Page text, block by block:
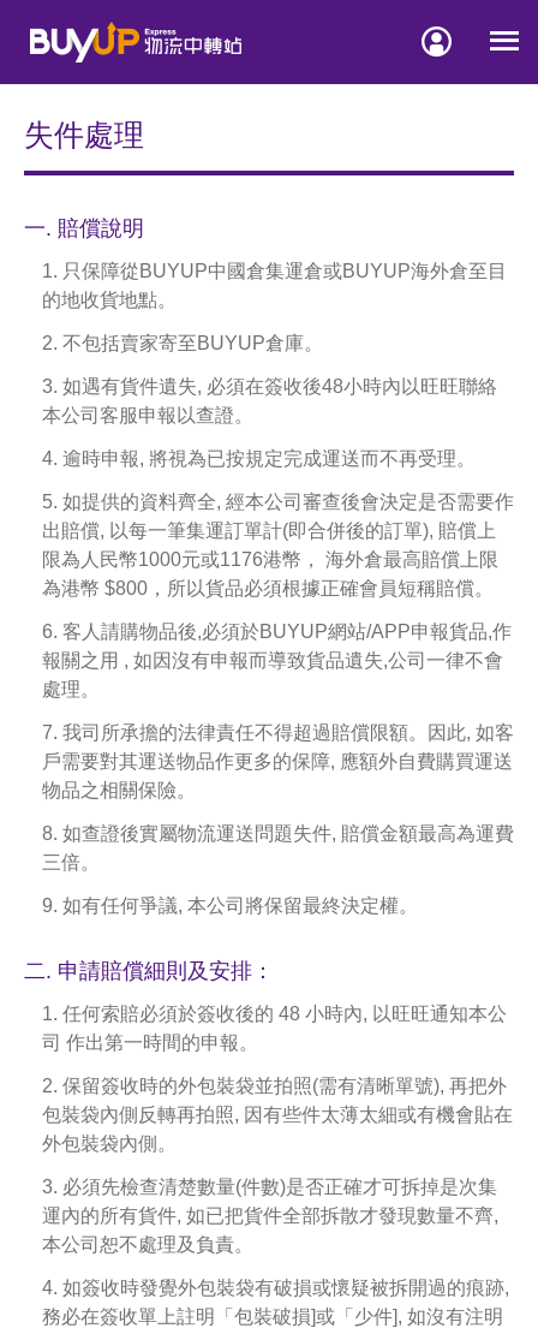
 
失件處理
一. 賠償說明
1. 只保障從BUYUP中國倉集運倉或BUYUP海外倉至目
的地收貨地點。
2. 不包括賣家寄至BUYUP倉庫。
3. 如遇有貨件遺失, 必須在簽收後48小時內以旺旺聯絡
本公司客服申報以查證。
4. 逾時申報, 將視為已按規定完成運送而不再受理。
5. 如提供的資料齊全, 經本公司審查後會決定是否需要作
出賠償, 以每一筆集運訂單計(即合併後的訂單), 賠償上
限為人民幣1000元或1176港幣， 海外倉最高賠償上限
為港幣 $800，所以貨品必須根據正確會員短稱賠償。
6. 客人請購物品後,必須於BUYUP網站/APP申報貨品,作
報關之用 , 如因沒有申報而導致貨品遺失,公司一律不會
處理。
7. 我司所承擔的法律責任不得超過賠償限額。因此, 如客
戶需要對其運送物品作更多的保障, 應額外自費購買運送
物品之相關保險。
8. 如查證後實屬物流運送問題失件, 賠償金額最高為運費
三倍。
9. 如有任何爭議, 本公司將保留最終決定權。
二. 申請賠償細則及安排：
1. 任何索賠必須於簽收後的 48 小時內, 以旺旺通知本公
司 作出第一時間的申報。
2. 保留簽收時的外包裝袋並拍照(需有清晰單號), 再把外
包裝袋內側反轉再拍照, 因有些件太薄太細或有機會貼在
外包裝袋內側。
3. 必須先檢查清楚數量(件數)是否正確才可拆掉是次集
運內的所有貨件, 如已把貨件全部拆散才發現數量不齊,
本公司恕不處理及負責。
4. 如簽收時發覺外包裝袋有破損或懷疑被拆開過的痕跡,
務必在簽收單上註明「包裝破損]或「少件], 如沒有注明